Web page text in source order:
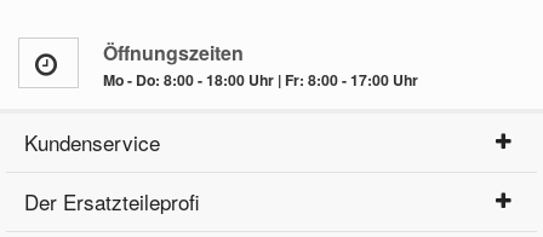
Öffnungszeiten
Mo - Do: 8:00 - 18:00 Uhr | Fr: 8:00 - 17:00 Uhr
Kundenservice
Der Ersatzteileprofi